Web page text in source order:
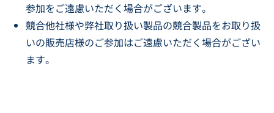
参加をご遠慮いただく場合がございます。
競合他社様や弊社取り扱い製品の競合製品をお取り扱
いの販売店様のご参加はご遠慮いただく場合がござい
ます。